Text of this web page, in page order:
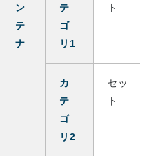
ン
テ
ナ
テ
ゴ
リ1
ト
カ
テ
ゴ
リ2
セッ
ト